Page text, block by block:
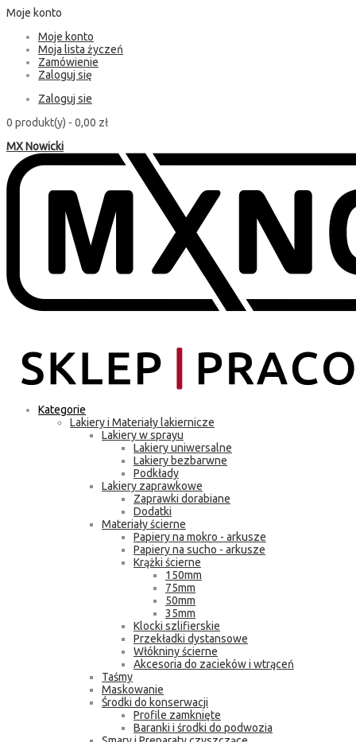
Moje konto
Moje konto
Moja lista życzeń
Zamówienie
Zaloguj się
Zaloguj sie
0 produkt(y) - 0,00 zł
MX Nowicki
Kategorie
Lakiery i Materiały lakiernicze
Lakiery w sprayu
Lakiery uniwersalne
Lakiery bezbarwne
Podkłady
Lakiery zaprawkowe
Zaprawki dorabiane
Dodatki
Materiały ścierne
Papiery na mokro - arkusze
Papiery na sucho - arkusze
Krążki ścierne
150mm
75mm
50mm
35mm
Klocki szlifierskie
Przekładki dystansowe
Włókniny ścierne
Akcesoria do zacieków i wtrąceń
Taśmy
Maskowanie
Środki do konserwacji
Profile zamknięte
Baranki i środki do podwozia